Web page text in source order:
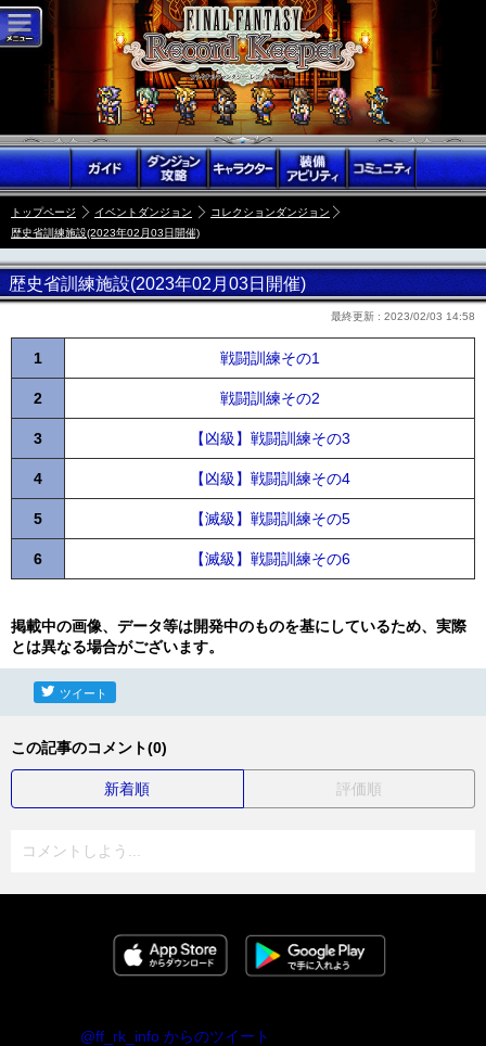
トップページ イベントダンジョン
コレクションダンジョン
歴史省訓練施設(2023年02月03日開催)
歴史省訓練施設(2023年02月03日開催)
最終更新 : 2023/02/03 14:58
1 戦闘訓練その1
2 戦闘訓練その2
3 【凶級】戦闘訓練その3
4 【凶級】戦闘訓練その4
5 【滅級】戦闘訓練その5
6 【滅級】戦闘訓練その6
掲載中の画像、データ等は開発中のものを基にしているため、実際
とは異なる場合がございます。
ツイート
この記事のコメント(0)
新着順 評価順
コメントしよう...
@ff_rk_info からのツイート